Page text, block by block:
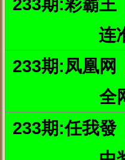
显的效果了。
4、勤涂防晒产品
日晒是斑点的罪魁，皮
长期不注意防晒保护的结果。
白这个道理。不太见阳光的部
太阳的部位较少有斑点；不加
斑、黄褐斑、日光性黑子、老